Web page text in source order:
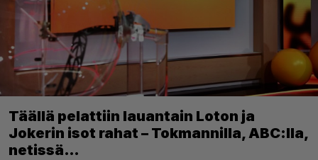
Täällä pelattiin lauantain Loton ja
Jokerin isot rahat – Tokmannilla, ABC:lla,
netissä…